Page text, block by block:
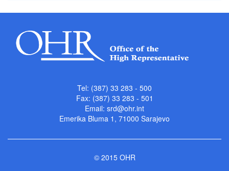
Tel: (387) 33 283 - 500
Fax: (387) 33 283 - 501
Email: srd@ohr.int
Emerika Bluma 1, 71000 Sarajevo
© 2015 OHR